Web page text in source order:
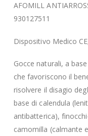
AFOMILL
930127511
Dispositivo Medico
Gocce naturali, a
che favoriscono il
risolvere il disagio
base di calendula
antibatterica),
camomilla (calmante